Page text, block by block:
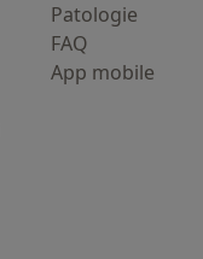
Patologie
FAQ
App mobile